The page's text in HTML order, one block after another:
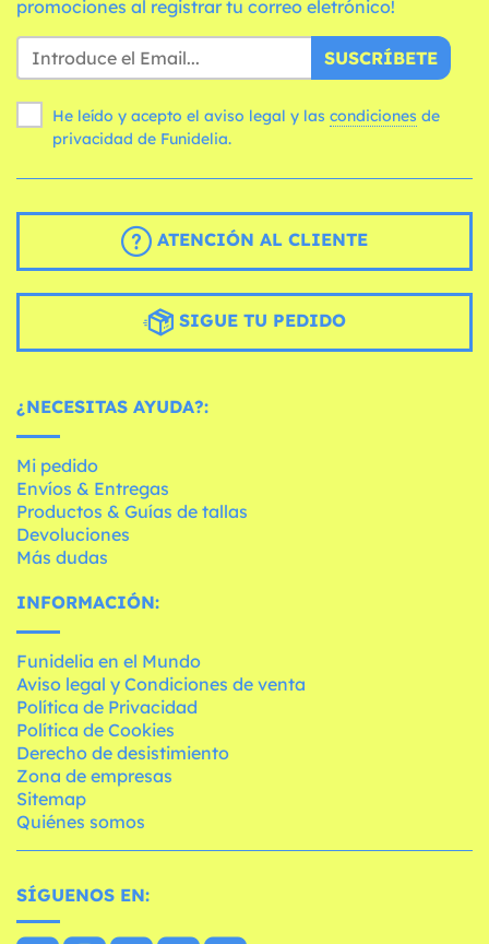
promociones al registrar tu correo eletrónico!
SUSCRÍBETE
He leído y acepto el aviso legal y las condiciones
privacidad de Funidelia.
ATENCIÓN AL CLIENTE
SIGUE TU PEDIDO
¿NECESITAS AYUDA?:
Mi pedido
Envíos & Entregas
Productos & Guías de tallas
Devoluciones
Más dudas
INFORMACIÓN:
Funidelia en el Mundo
Aviso legal y Condiciones de venta
Política de Privacidad
Política de Cookies
Derecho de desistimiento
Zona de empresas
Sitemap
Quiénes somos
SÍGUENOS EN: